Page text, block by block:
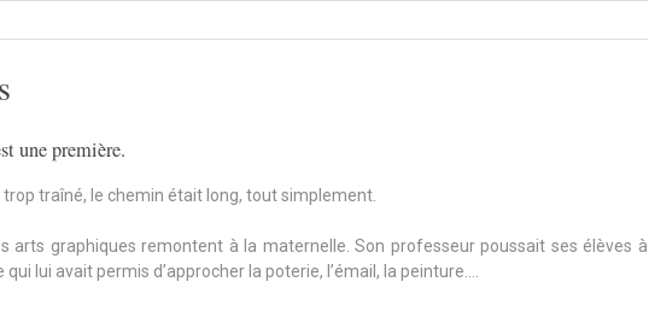
une première.
trop traîné, le chemin était long, tout simplement.
arts graphiques remontent à la maternelle. Son professeur poussait ses élèves à
lui avait permis d’approcher la poterie, l’émail, la peinture….